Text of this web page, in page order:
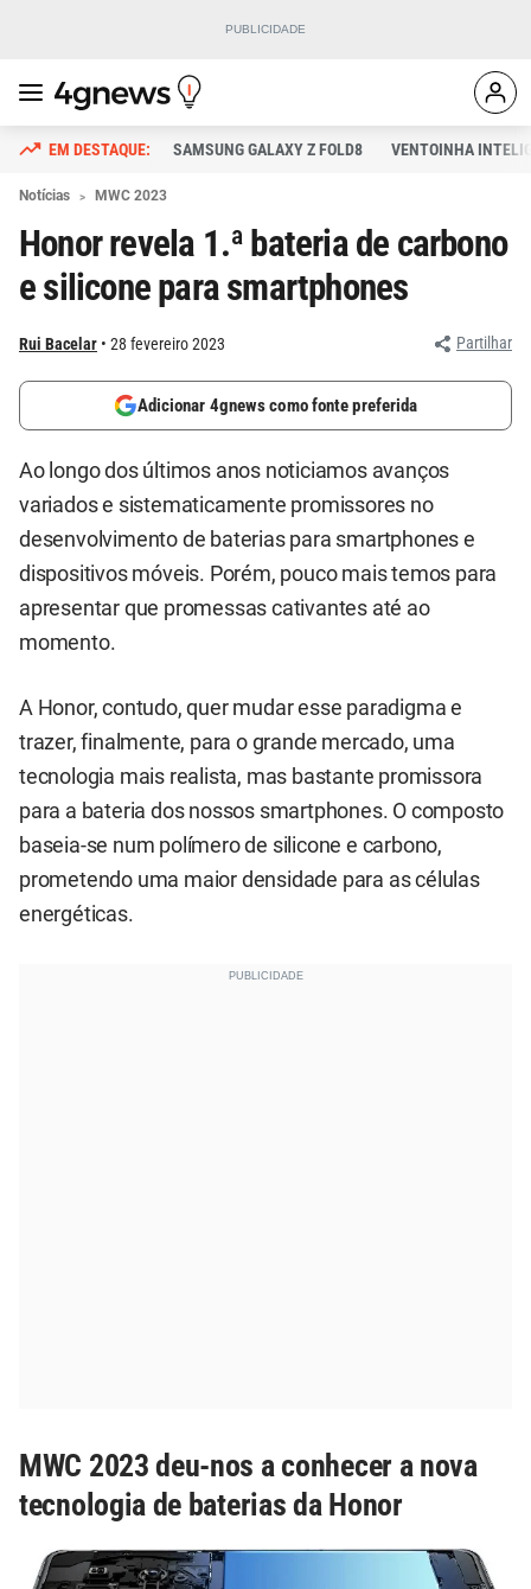
SAMSUNG GALAXY Z FOLD8 VENTOINHA
Notícias MWC 2023
Honor revela 1.ª bateria de carbono
e silicone para smartphones
Rui Bacelar 28 fevereiro 2023 Partilhar
Adicionar 4gnews como fonte preferida
Ao longo dos últimos anos noticiamos avanços
variados e sistematicamente promissores no
desenvolvimento de baterias para smartphones e
dispositivos móveis. Porém, pouco mais temos para
apresentar que promessas cativantes até ao
momento.
A Honor, contudo, quer mudar esse paradigma e
trazer, finalmente, para o grande mercado, uma
tecnologia mais realista, mas bastante promissora
para a bateria dos nossos smartphones. O composto
baseia-se num polímero de silicone e carbono,
prometendo uma maior densidade para as células
energéticas.
MWC 2023 deu-nos a conhecer a nova
tecnologia de baterias da Honor